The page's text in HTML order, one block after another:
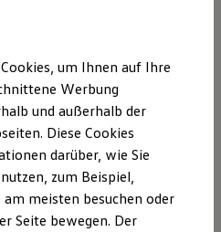
finden
Kommanditgesellschaft,
Amtsgericht –
um Ihnen auf Ihre
Werbung
und außerhalb der
Diese Cookies
darüber, wie Sie
zum Beispiel,
am meisten besuchen oder
Seite bewegen. Der